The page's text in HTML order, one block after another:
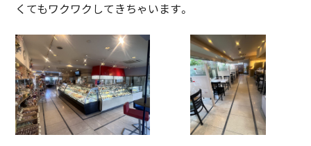
くてもワクワクしてきちゃいます。